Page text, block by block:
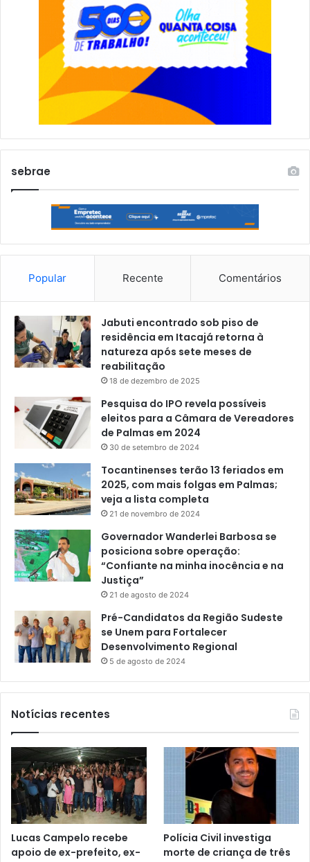
sebrae
Popular Recente Comentários
Jabuti encontrado sob piso de
residência em Itacajá retorna à
natureza após sete meses de
reabilitação
18 de dezembro de 2025
Pesquisa do IPO revela possíveis
eleitos para a Câmara de Vereadores
de Palmas em 2024
30 de setembro de 2024
Tocantinenses terão 13 feriados em
2025, com mais folgas em Palmas;
veja a lista completa
21 de novembro de 2024
Governador Wanderlei Barbosa se
posiciona sobre operação:
“Confiante na minha inocência e na
Justiça”
21 de agosto de 2024
Pré-Candidatos da Região Sudeste
se Unem para Fortalecer
Desenvolvimento Regional
5 de agosto de 2024
Notícias recentes
Lucas Campelo recebe
apoio de ex-prefeito, ex-
Polícia Civil investiga
morte de criança de três